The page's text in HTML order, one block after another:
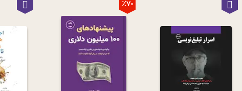
٪70